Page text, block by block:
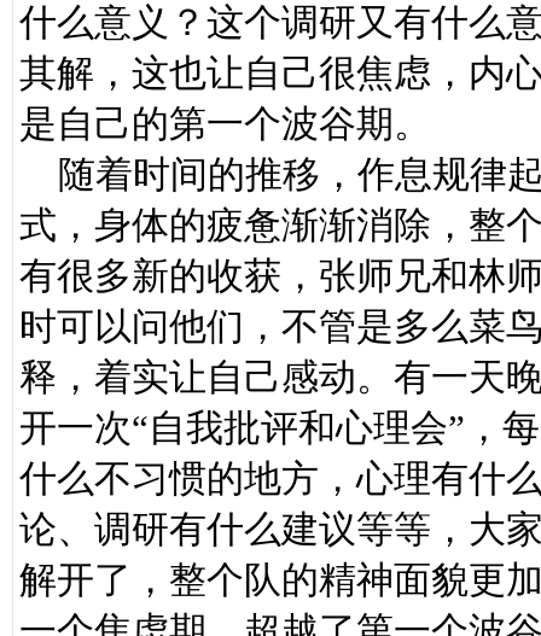
什么意义？这个调研又有什么
其解，这也让自己很焦虑，内
是自己的第一个波谷期。
随着时间的推移，作息规律
式，身体的疲惫渐渐消除，整
有很多新的收获，张师兄和林
时可以问他们，不管是多么菜
释，着实让自己感动。有一天
开一次“自我批评和心理会”，
什么不习惯的地方，心理有什
论、调研有什么建议等等，大
解开了，整个队的精神面貌更